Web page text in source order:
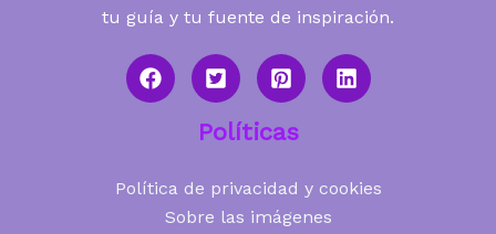
tu guía y tu fuente de inspiración.
Políticas
Política de privacidad y cookies
Sobre las imágenes